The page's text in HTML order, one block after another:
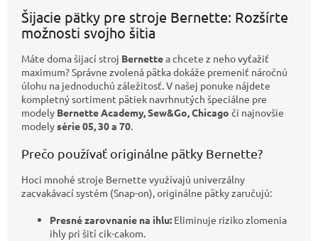
Šijacie pätky pre stroje Bernette: Rozšírte
možnosti svojho šitia
Máte doma šijací stroj Bernettea chcete z neho vyťažiť
maximum? Správne zvolená pätka dokáže premeniť náročnú
úlohu na jednoduchú záležitosť. V našej ponuke nájdete
kompletný sortiment pätiek navrhnutých špeciálne pre
modely Bernette Academy, Sew&Go, Chicago či najnovšie
modelysérie 05, 30 a 70.
Prečo používať originálne pätky Bernette?
Hoci mnohé stroje Bernette využívajú univerzálny
zacvakávací systém (Snap-on), originálne pätky zaručujú:
Presné zarovnanie na ihlu: Eliminuje riziko zlomenia
ihly pri šití cik-cakom.